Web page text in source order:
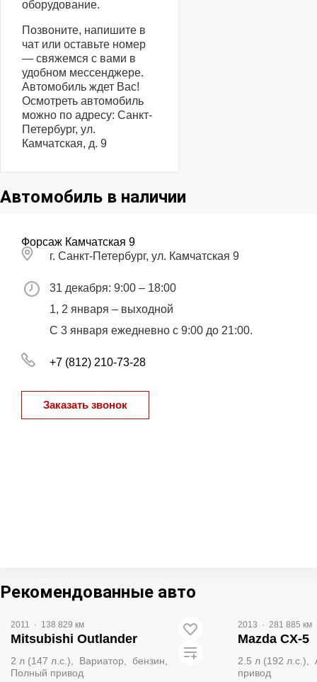
оборудование.
Позвоните, напишите в
чат или оставьте номер
— свяжемся с вами в
удобном мессенджере.
Автомобиль ждет Вас!
Осмотреть автомобиль
можно по адресу: Санкт-
Петербург, ул.
Камчатская, д. 9
Автомобиль в наличии
Форсаж Камчатская 9
г. Санкт-Петербург, ул. Камчатская 9
31 декабря: 9:00 – 18:00
1, 2 января – выходной
С 3 января ежедневно с 9:00 до 21:00.
+7 (812) 210-73-28
Заказать звонок
Рекомендованные авто
2011 · 138 829 км
Mitsubishi Outlander
2 л (147 л.с.), Вариатор, бензин,
Полный привод
2013 · 281 885 км
Mazda CX-5
2.5 л (192
привод